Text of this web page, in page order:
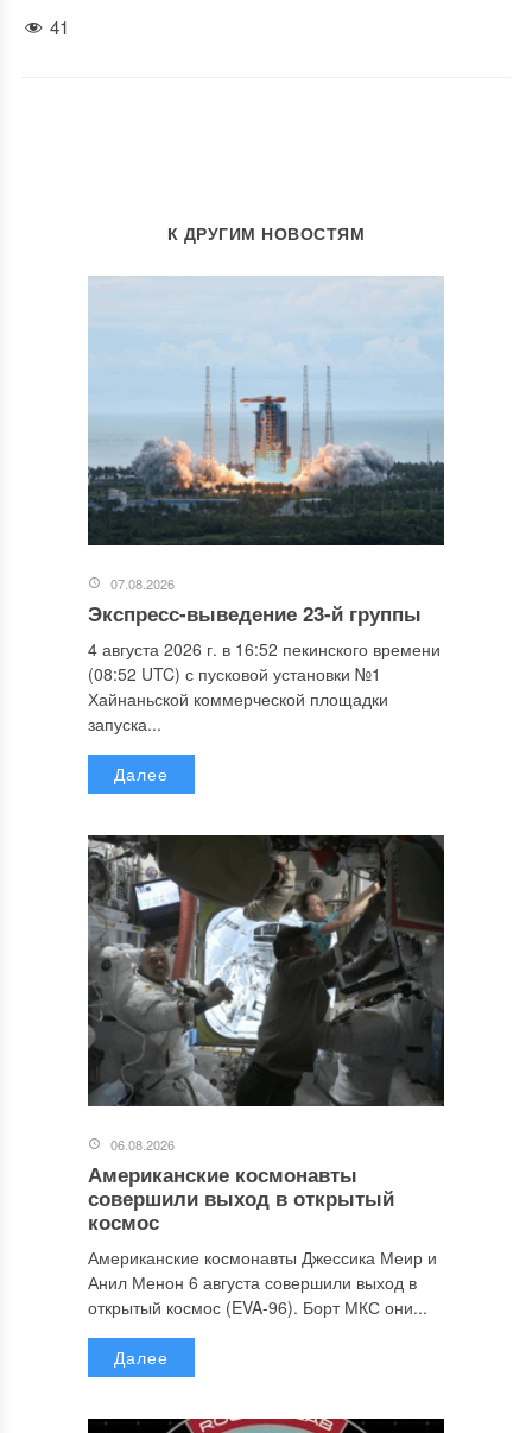
41
К ДРУГИМ НОВОСТЯМ
07.08.2026
Экспресс-выведение 23-й группы
4 августа 2026 г. в 16:52 пекинского времени
(08:52 UTC) с пусковой установки №1
Хайнаньской коммерческой площадки
запуска...
Далее
06.08.2026
Американские космонавты
совершили выход в открытый
космос
Американские космонавты Джессика Меир и
Анил Менон 6 августа совершили выход в
открытый космос (EVA-96). Борт МКС они...
Далее